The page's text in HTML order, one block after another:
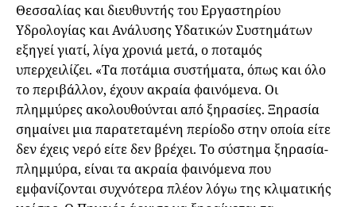
Θεσσαλίας και διευθυντής του Εργαστηρίου
Υδρολογίας και Ανάλυσης Υδατικών Συστημάτων
εξηγεί γιατί, λίγα χρονιά μετά, ο ποταμός
υπερχειλίζει. «Τα ποτάμια συστήματα, όπως και όλο
το περιβάλλον, έχουν ακραία φαινόμενα. Οι
πλημμύρες ακολουθούνται από ξηρασίες. Ξηρασία
σημαίνει μια παρατεταμένη περίοδο στην οποία είτε
δεν έχεις νερό είτε δεν βρέχει. Το σύστημα ξηρασία-
πλημμύρα, είναι τα ακραία φαινόμενα που
εμφανίζονται συχνότερα πλέον λόγω της κλιματικής